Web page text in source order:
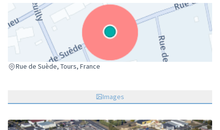
Rue de Suède, Tours, France
(Lien externe)
Images